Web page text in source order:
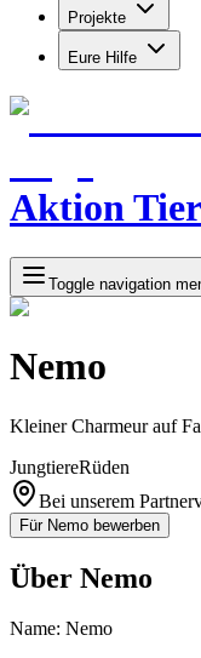
Projekte
Eure Hilfe
Aktion
Toggle navigation
Nemo
Kleiner Charmeur auf
JungtiereRüden
Bei unserem
Für Nemo bewerben
Über Nemo
Name: Nemo